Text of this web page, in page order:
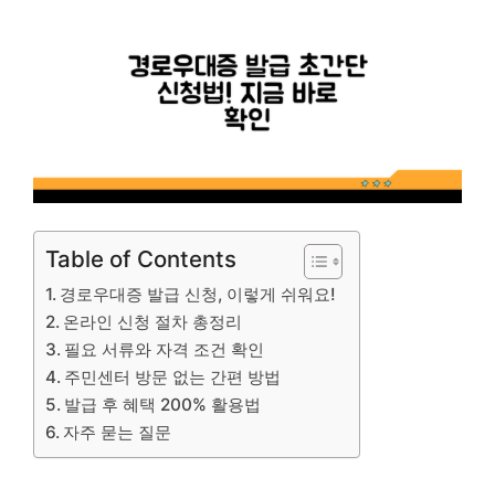
Table of Contents
경로우대증 발급 신청, 이렇게 쉬워요!
온라인 신청 절차 총정리
필요 서류와 자격 조건 확인
주민센터 방문 없는 간편 방법
발급 후 혜택 200% 활용법
자주 묻는 질문